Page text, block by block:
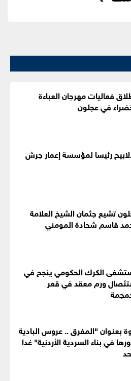
فعاليات مهرجان العباءة
في عجلون
رئيسا لمؤسسة إعمار جرش
تشيع جثمان الشيخ العلامة
قاسم شحادة المومني
الكرك الحكومي ينجح في
ورم معقد في قعر
بعنوان "المفرق .. عروس البادية
في بناء السردية الأردنية" غدا